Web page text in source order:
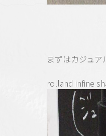
まずはカジュ
rolland infine